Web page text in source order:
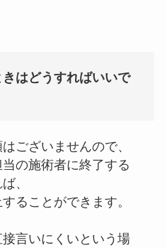
はどうすればいいで
ございませんので、
の施術者に終了する
、
ることができます。
接言いにくいという場